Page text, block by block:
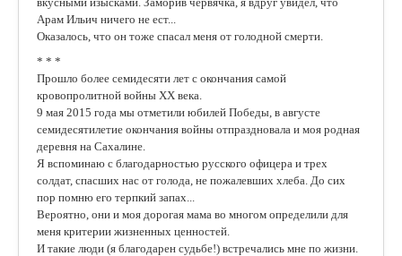
Арам Ильич ничего не ест...
Оказалось, что он тоже спасал меня от голодной смерти.
* * *
Прошло более семидесяти лет с окончания самой
кровопролитной войны ХХ века.
9 мая 2015 года мы отметили юбилей Победы, в августе
семидесятилетие окончания войны отпраздновала и моя родная
деревня на Сахалине.
Я вспоминаю с благодарностью русского офицера и трех
солдат, спасших нас от голода, не пожалевших хлеба. До сих
пор помню его терпкий запах...
Вероятно, они и моя дорогая мама во многом определили для
меня критерии жизненных ценностей.
И такие люди (я благодарен судьбе!) встречались мне по жизни.